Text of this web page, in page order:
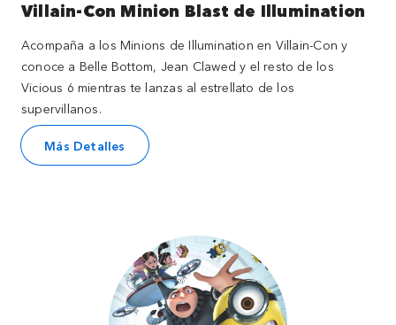
Villain-Con Minion Blast de Illumination
Acompaña a los Minions de Illumination en Villain-Con y
conoce a Belle Bottom, Jean Clawed y el resto de los
Vicious 6 mientras te lanzas al estrellato de los
supervillanos.
Más Detalles